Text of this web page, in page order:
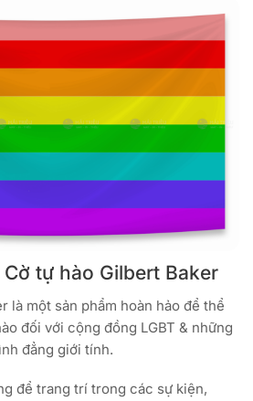
tự hào Gilbert Baker
là một sản phẩm hoàn hảo để thể
đối với cộng đồng LGBT & những
đẳng giới tính.
để trang trí trong các sự kiện,